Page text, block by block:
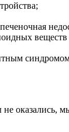
оказались,